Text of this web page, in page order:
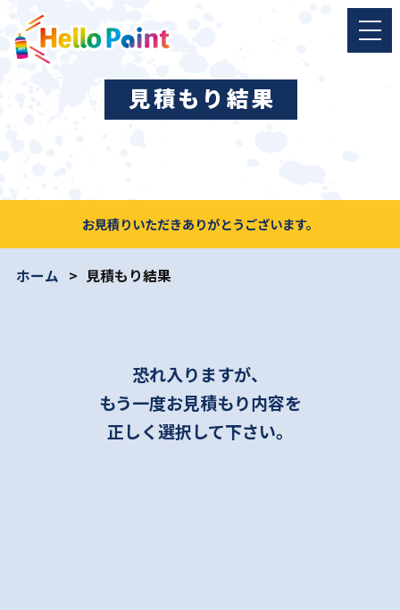
見積もり結果
お見積りいただきありがとうございます。
ホーム 見積もり結果
恐れ入りますが、
もう一度お見積もり内容を
正しく選択して下さい。